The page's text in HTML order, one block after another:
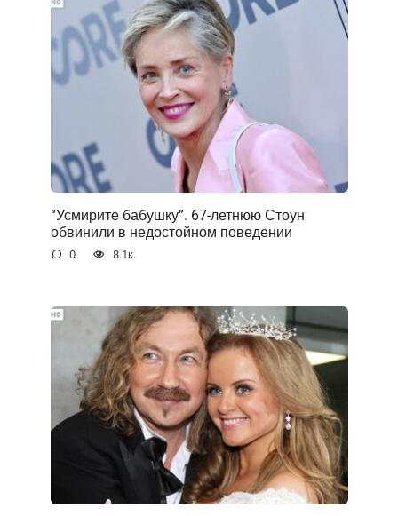
“Усмирите бабушку”. 67-летнюю Стоун
обвинили в недостойном поведении
0 8.1к.